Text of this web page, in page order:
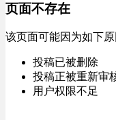
页面不存在
该页面可能因为如下
投稿已被删除
投稿正被重新审
用户权限不足